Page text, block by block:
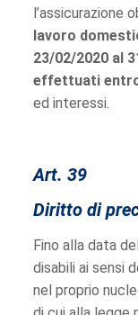
l’assicurazione
lavoro
23/02/2020 al
effettuati
ed interessi.
Art. 39
Diritto di
Fino alla data
disabili ai sensi
nel proprio